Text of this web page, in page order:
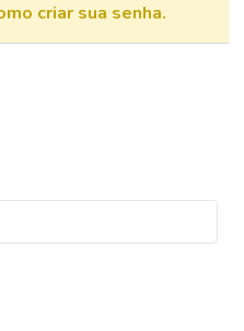
criar sua senha.